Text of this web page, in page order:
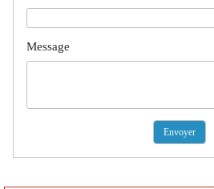
Message
Envoyer